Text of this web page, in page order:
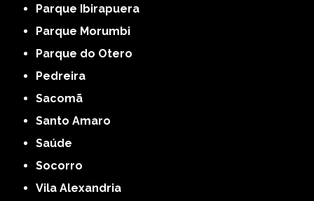
Parque Ibirapuera
Parque Morumbi
Parque do Otero
Pedreira
Sacomã
Santo Amaro
Saúde
Socorro
Vila Alexandria